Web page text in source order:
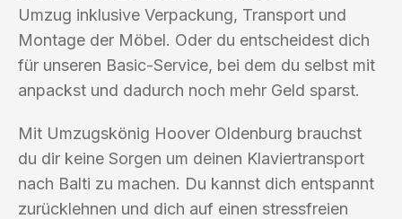
Umzug inklusive Verpackung, Transport und
Montage der Möbel. Oder du entscheidest dich
für unseren Basic-Service, bei dem du selbst mit
anpackst und dadurch noch mehr Geld sparst.
Mit Umzugskönig Hoover Oldenburg brauchst
du dir keine Sorgen um deinen Klaviertransport
nach Balti zu machen. Du kannst dich entspannt
zurücklehnen und dich auf einen stressfreien